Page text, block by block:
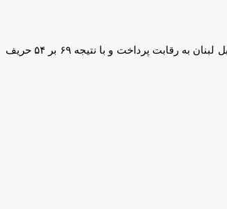
، تیم ملی زیر ۱۸ سال پسران ایران در مرحله فینال رقابت‌های انتخابی کاپ آسیا ۲۰۲۴ مقابل لبنان به رقابت پرداخت و با نتیجه ۶۹ بر ۵۴ حریف